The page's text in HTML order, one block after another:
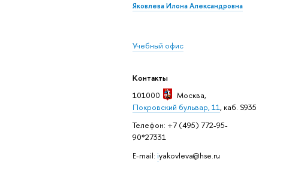
Яковлева Илона Александровна
Учебный офис
Контакты
101000
Москва,
Покровский бульвар, 11, каб. S935
Телефон: +7 (495) 772-95-
90*27331
E-mail: iyakovleva@hse.ru